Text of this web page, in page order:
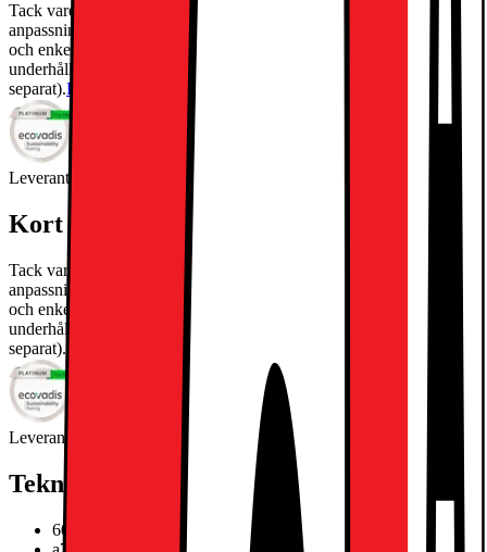
Tack vare 4K HDR, uppgraderad α7 AI Processor och
anpassningsbar webOS ger UA75 en skarp bild, smidig prestanda
och enkel streaming i en tunn design. En perfekt TV för daglig
underhållning, nu kompatibel med Magic Remote (köpes
separat).Läs mer om produkten
Leverantörens EcoVadis score
Kort om produkten
Tack vare 4K HDR, uppgraderad α7 AI Processor och
anpassningsbar webOS ger UA75 en skarp bild, smidig prestanda
och enkel streaming i en tunn design. En perfekt TV för daglig
underhållning, nu kompatibel med Magic Remote (köpes
separat).Läs mer om produkten
Leverantörens EcoVadis score Läs mer om EcoVadis
Teknisk specifikation
60Hz 4K|3x HDMI 2,0|eARC|ALLM